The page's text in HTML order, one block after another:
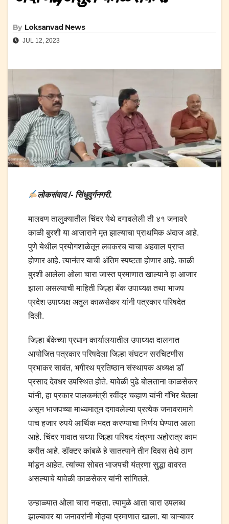
By Loksanvad News
JUL 12, 2023
लोकसंवाद /- सिंधुदुर्गनगरी.
मालवण तालुक्यातील चिंदर येथे दगावलेली ती ४१ जनावरे
काळी बुरशी या आजाराने मृत झाल्याचा प्राथमिक अंदाज आहे.
पुणे येथील प्रयोगशाळेतून लवकरच याचा अहवाल प्राप्त
होणार आहे. त्यानंतर याची अंतिम स्पष्टता होणार आहे. काळी
बुरशी आलेला ओला चारा जास्त प्रमाणात खाल्याने हा आजार
झाला असल्याची माहिती जिल्हा बँक उपाध्यक्ष तथा भाजप
प्रदेश उपाध्यक्ष अतुल काळसेकर यांनी पत्रकार परिषदेत
दिली.
जिल्हा बँकेच्या प्रधान कार्यालयातील उपाध्यक्ष दालनात
आयोजित पत्रकार परिषदेला जिल्हा संघटन सरचिटणीस
प्रभाकर सावंत, भगीरथ प्रतिष्ठान संस्थापक अध्यक्ष डॉ
प्रसाद देवधर उपस्थित होते. यावेळी पुढे बोलताना काळसेकर
यांनी, हा प्रकार पालकमंत्री रवींद्र चव्हाण यांनी गंभिर घेतला
असून भाजपच्या माध्यमातून दगावलेल्या प्रत्येक जनावरामागे
पाच हजार रुपये आर्थिक मदत करण्याचा निर्णय घेण्यात आला
आहे. चिंदर गावात सध्या जिल्हा परिषद यंत्रणा अहोरात्र काम
करीत आहे. डॉक्टर कांबळे हे सातत्याने तीन दिवस तेथे ठाण
मांडून आहेत. त्यांच्या सोबत भाजपची यंत्रणा सुद्धा वावरत
असल्याचे यावेळी काळसेकर यांनी सांगितले.
उन्हाळ्यात ओला चारा नव्हता. त्यामुळे आता चारा उपलब्ध
झाल्यावर या जनावरांनी मोठ्या प्रमाणात खाला. या चाऱ्यावर